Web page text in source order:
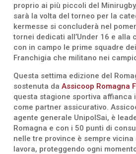
proprio ai più piccoli del
sarà la volta del torneo per la
kermesse si concluderà nel
tornei dedicati all’Under 16 e alla
con in campo le prime squadre
Franchigia che militano nei
Questa settima edizione del
sostenuta daAssicoop Romagna
questa stagione sportiva affianca
come partner assicurativo.
agente generale UnipolSai, è
Romagna e con i 50 punti di
nelle tre province è sempre
lavora, proteggendo ogni